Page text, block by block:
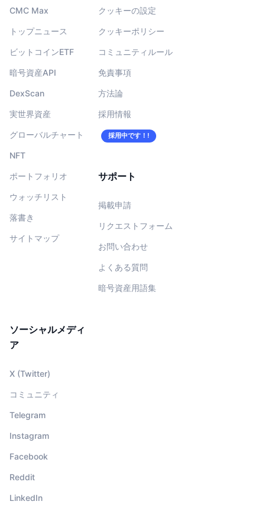
CMC Max
トップニュース
ビットコインETF
暗号資産API
DexScan
実世界資産
グローバルチャート
NFT
ポートフォリオ
ウォッチリスト
落書き
サイトマップ
クッキーの設定
クッキーポリシー
コミュニティルール
免責事項
方法論
採用情報
採用中です！!
サポート
掲載申請
リクエストフォーム
お問い合わせ
よくある質問
暗号資産用語集
ソーシャルメディ
ア
X (Twitter)
コミュニティ
Telegram
Instagram
Facebook
Reddit
LinkedIn